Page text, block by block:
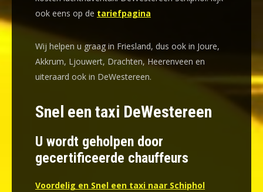
ook eens op de tariefpagina
Wij helpen u graag in Friesland, dus ook in Joure,
Akkrum, Ljouwert, Drachten, Heerenveen en
uiteraard ook in DeWestereen.
Snel een taxi DeWestereen
U wordt geholpen door
gecertificeerde chauffeurs
Voordelig en Snel een taxi naar Schiphol